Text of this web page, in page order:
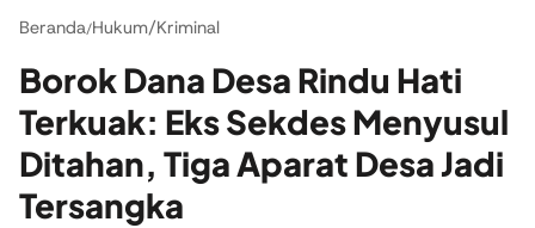
Beranda/Hukum/Kriminal
Borok Dana Desa Rindu Hati
Terkuak: Eks Sekdes Menyusul
Ditahan, Tiga Aparat Desa Jadi
Tersangka